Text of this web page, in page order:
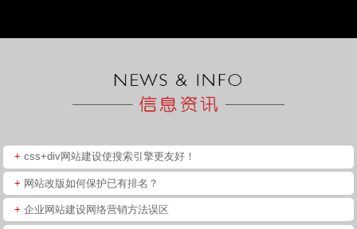
+ css+div网站建设使搜索引擎更友好！
+ 网站改版如何保护已有排名？
+ 企业网站建设网络营销方法误区